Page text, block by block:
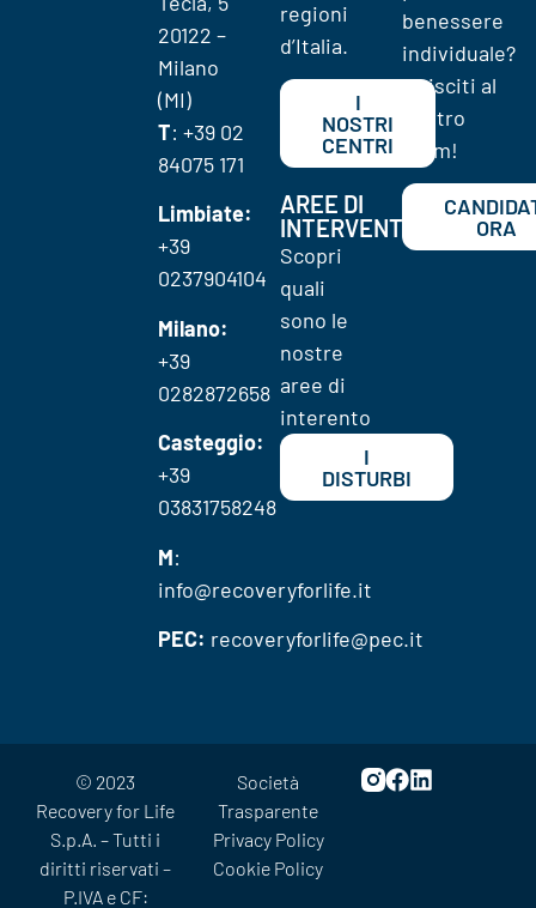
20122 –
Milano
(MI)
T: +39 02
84075 171
Limbiate:
+39
0237904104
Milano:
+39
0282872658
Casteggio:
+39
03831758248
M:
info@recoveryforlife.it
PEC: recoveryforlife@pec.it
regioni
d’Italia.
I
NOSTRI
CENTRI
AREE DI
INTERVENTO
Scopri
quali
sono le
nostre
aree di
interento
I
DISTURBI
benessere
individuale?
Unisciti al
nostro
team!
ORA
© 2023
Recovery for Life
S.p.A. – Tutti i
diritti riservati –
P.IVA e CF:
Società
Trasparente
Privacy Policy
Cookie Policy